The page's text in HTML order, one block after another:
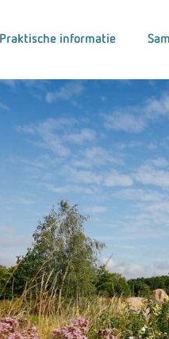
Praktische informatie